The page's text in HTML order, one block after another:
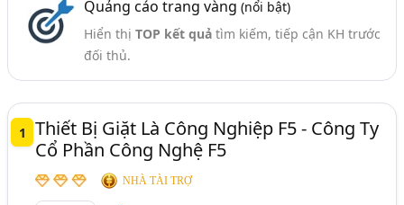
Quảng cáo trang vàng (nổi bật)
Hiển thị TOP kết quảtìm kiếm, tiếp cận KH trước
đối thủ.
1
Thiết Bị Giặt Là Công Nghiệp F5 - Công Ty
Cổ Phần Công Nghệ F5
NHÀ TÀI TRỢ